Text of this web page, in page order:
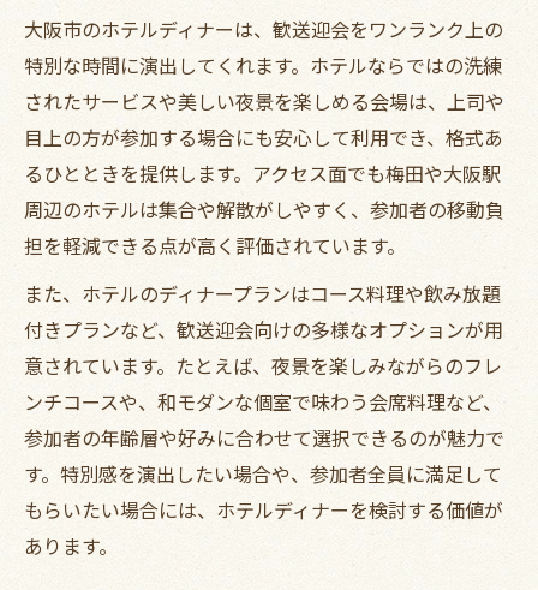
イント
おしゃれな個室空間で歓送迎会の雰囲気を
高める
ディナー選びで押さえたい個室活用のコツ
ディナーで歓送迎会を成功させるポイント
大阪のホテルディナーが幹事の味方になる
理由
参加者満足度を高めるディナー店選びのヒ
ント
歓送迎会に最適なディナーの選定基準を解
説
おしゃれと実用性を兼ねるディナープラン
大阪市のホテルディナーは、歓送迎会をワンランク上の
特別な時間に演出してくれます。ホテルならではの洗練
されたサービスや美しい夜景を楽しめる会場は、上司や
目上の方が参加する場合にも安心して利用でき、格式あ
るひとときを提供します。アクセス面でも梅田や大阪駅
周辺のホテルは集合や解散がしやすく、参加者の移動負
担を軽減できる点が高く評価されています。
また、ホテルのディナープランはコース料理や飲み放題
付きプランなど、歓送迎会向けの多様なオプションが用
意されています。たとえば、夜景を楽しみながらのフレ
ンチコースや、和モダンな個室で味わう会席料理など、
参加者の年齢層や好みに合わせて選択できるのが魅力で
す。特別感を演出したい場合や、参加者全員に満足して
もらいたい場合には、ホテルディナーを検討する価値が
あります。